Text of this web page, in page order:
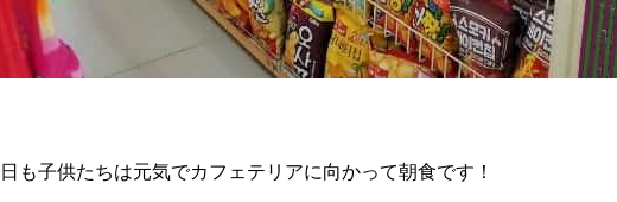
も子供たちは元気でカフェテリアに向かって朝食です！